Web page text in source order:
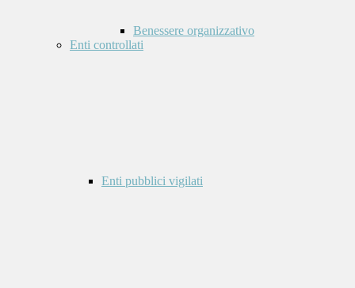
Benessere organizzativo
Enti controllati
Enti pubblici vigilati